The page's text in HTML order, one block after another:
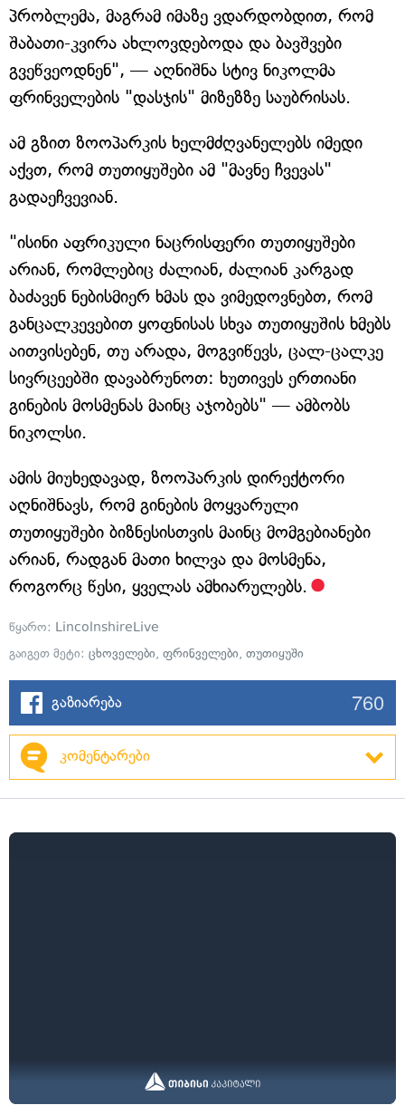
პრობლემა, მაგრამ იმაზე ვდარდობდით, რომ
შაბათი-კვირა ახლოვდებოდა და ბავშვები
გვეწვეოდნენ", — აღნიშნა სტივ ნიკოლმა
ფრინველების "დასჯის" მიზეზზე საუბრისას.
ამ გზით ზოოპარკის ხელმძღვანელებს იმედი
აქვთ, რომ თუთიყუშები ამ "მავნე ჩვევას"
გადაეჩვევიან.
"ისინი აფრიკული ნაცრისფერი თუთიყუშები
არიან, რომლებიც ძალიან, ძალიან კარგად
ბაძავენ ნებისმიერ ხმას და ვიმედოვნებთ, რომ
განცალკევებით ყოფნისას სხვა თუთიყუშის ხმებს
აითვისებენ, თუ არადა, მოგვიწევს, ცალ-ცალკე
სივრცეებში დავაბრუნოთ: ხუთივეს ერთიანი
გინების მოსმენას მაინც აჯობებს" — ამბობს
ნიკოლსი.
ამის მიუხედავად, ზოოპარკის დირექტორი
აღნიშნავს, რომ გინების მოყვარული
თუთიყუშები ბიზნესისთვის მაინც მომგებიანები
არიან, რადგან მათი ხილვა და მოსმენა,
როგორც წესი, ყველას ამხიარულებს.
წყარო: LincolnshireLive
გაიგეთ მეტი: ცხოველები, ფრინველები, თუთიყუში
გაზიარება 760
კომენტარები